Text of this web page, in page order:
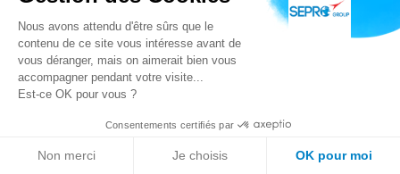
Nouvelle offre : Votre liberté de choix en
robots
Coopération entre Sepro et Machines
Pagès pour développer des solutions
d'emballage et IML complètes. Nouvelle
coopération technologique avec Stäubli et
Nous avons attendu d'être sûrs que le
contenu de ce site vous intéresse avant de
vous déranger, mais on aimerait bien vous
accompagner pendant votre visite...
Est-ce OK pour vous ?
Consentements certifiés par
Non merci Je choisis OK pour moi